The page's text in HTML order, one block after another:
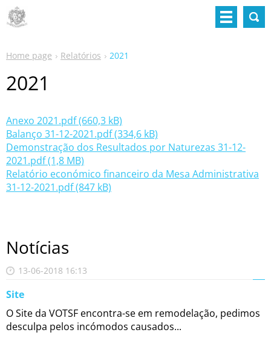
Home page Relatórios 2021
2021
Anexo 2021.pdf (660,3 kB)
Balanço 31-12-2021.pdf (334,6 kB)
Demonstração dos Resultados por Naturezas 31-12-
2021.pdf (1,8 MB)
Relatório económico financeiro da Mesa Administrativa
31-12-2021.pdf (847 kB)
Notícias
13-06-2018 16:13
Site
O Site da VOTSF encontra-se em remodelação, pedimos
desculpa pelos incómodos causados...